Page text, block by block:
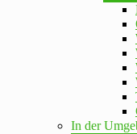
In der